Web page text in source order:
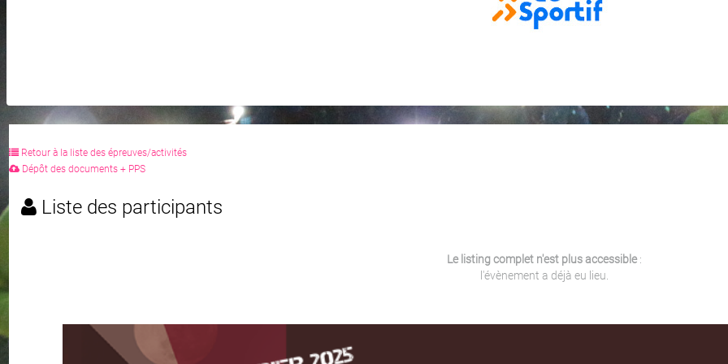
Retour à la liste des épreuves/activités
Dépôt des documents + PPS
Liste des participants
Le listing complet n'est plus accessible:
l'évènement a déjà eu lieu.